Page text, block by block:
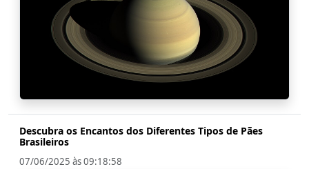
Descubra os Encantos dos Diferentes Tipos de Pães
Brasileiros
07/06/2025 às 09:18:58